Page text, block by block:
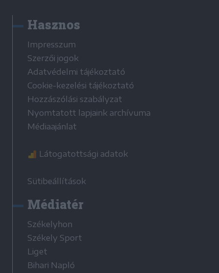
Hasznos
Impresszum
Szerzői jogok
Adatvédelmi tájékoztató
Cookie-kezelési tájékoztató
Hozzászólási szabályzat
Nyomtatott lapjaink archívuma
Médiaajánlat
Látogatottsági adatok
Sütibeállítások
Médiatér
Székelyhon
Székely Sport
Liget
Bihari Napló